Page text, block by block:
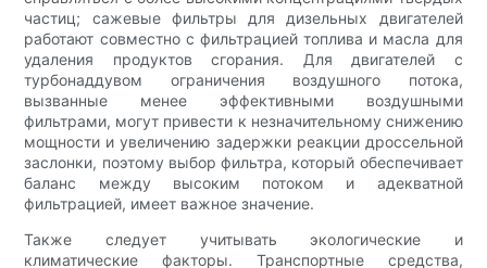
частиц; сажевые фильтры для дизельных двигателей
работают совместно с фильтрацией топлива и масла для
удаления продуктов сгорания. Для двигателей с
турбонаддувом ограничения воздушного потока,
вызванные менее эффективными воздушными
фильтрами, могут привести к незначительному снижению
мощности и увеличению задержки реакции дроссельной
заслонки, поэтому выбор фильтра, который обеспечивает
баланс между высоким потоком и адекватной
фильтрацией, имеет важное значение.
Также следует учитывать экологические и
климатические факторы. Транспортные средства,